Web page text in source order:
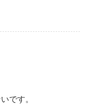
です。